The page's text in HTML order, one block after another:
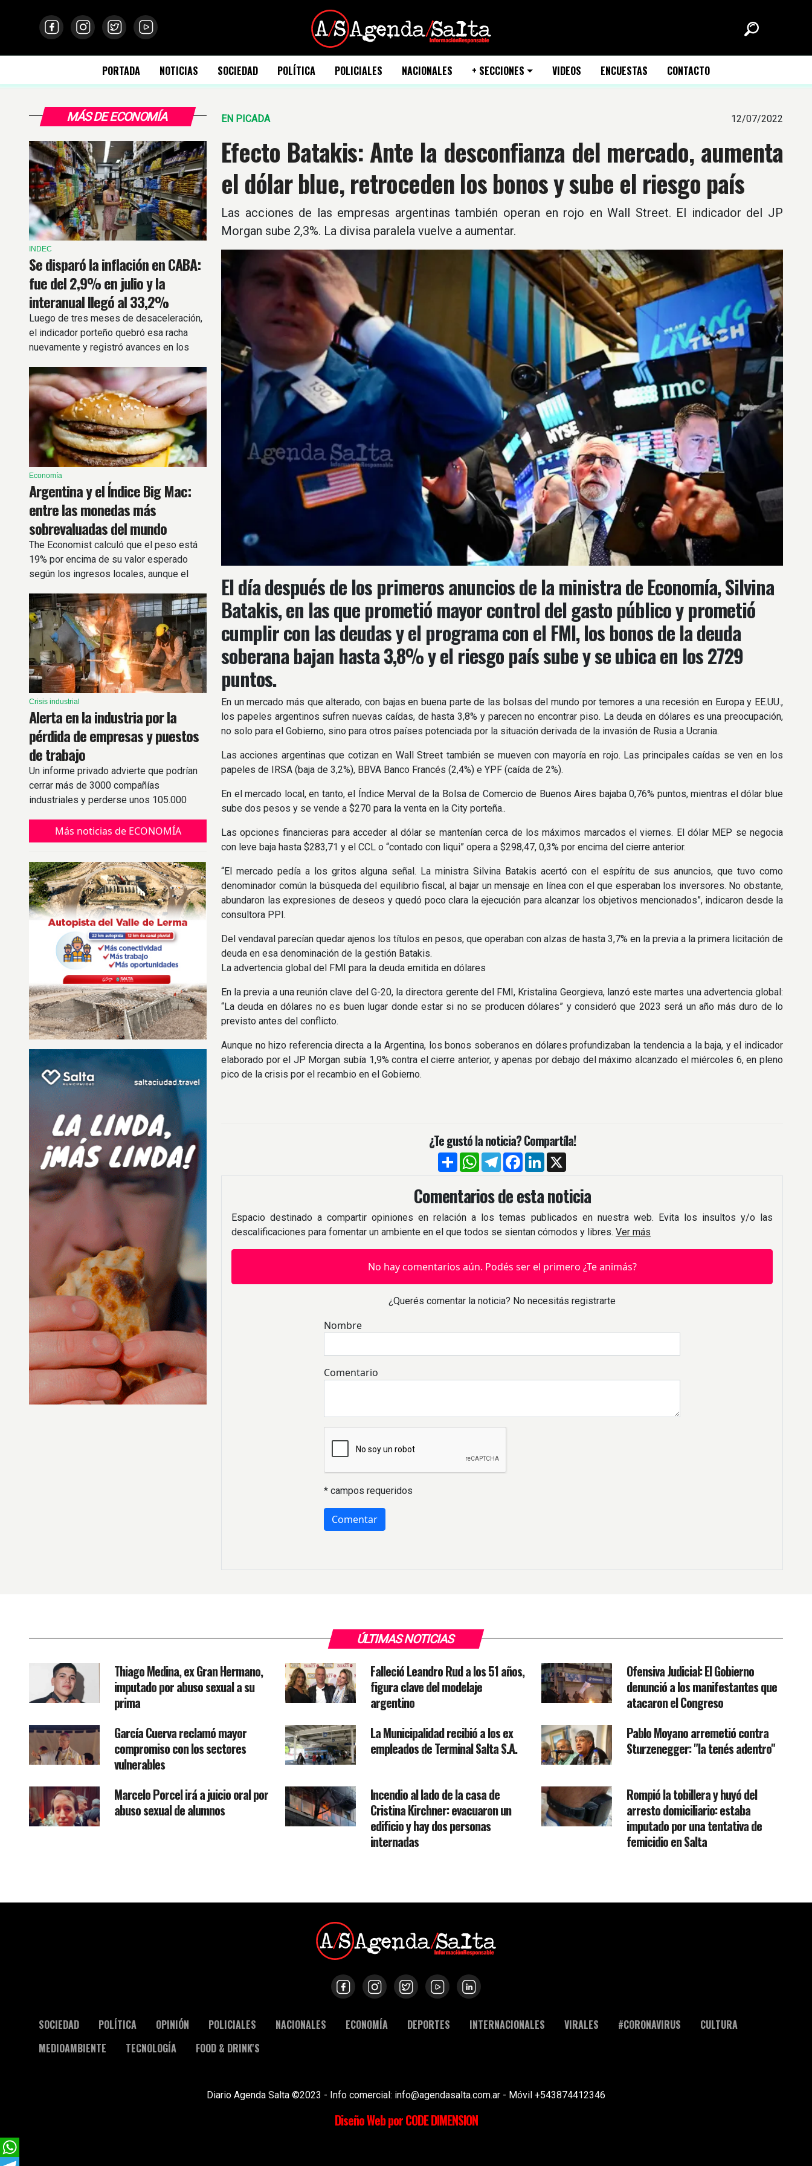
PORTADA NOTICIAS SOCIEDAD POLÍTICA POLICIALES NACIONALES + SECCIONES VIDEOS ENCUESTAS CONTACTO
MÁS DE ECONOMÍA
INDEC
Se disparó la inflación en CABA:
fue del 2,9% en julio y la
interanual llegó al 33,2%
Luego de tres meses de desaceleración,
el indicador porteño quebró esa racha
nuevamente y registró avances en los
Economía
Argentina y el Índice Big Mac:
entre las monedas más
sobrevaluadas del mundo
The Economist calculó que el peso está
19% por encima de su valor esperado
según los ingresos locales, aunque el
del 5%.
Crisis industrial
Alerta en la industria por la
pérdida de empresas y puestos
de trabajo
Un informe privado advierte que podrían
cerrar más de 3000 compañías
industriales y perderse unos 105.000
Más noticias de ECONOMÍA
EN PICADA 12/07/2022
Efecto Batakis: Ante la desconfianza del mercado, aumenta
el dólar blue, retroceden los bonos y sube el riesgo país
Las acciones de las empresas argentinas también operan en rojo en Wall Street. El indicador del JP
Morgan sube 2,3%. La divisa paralela vuelve a aumentar.
El día después de los primeros anuncios de la ministra de Economía, Silvina
Batakis, en las que prometió mayor control del gasto público y prometió
cumplir con las deudas y el programa con el FMI, los bonos de la deuda
soberana bajan hasta 3,8% y el riesgo país sube y se ubica en los 2729
puntos.
En un mercado más que alterado, con bajas en buena parte de las bolsas del mundo por temores a una recesión en Europa y EE.UU.,
los papeles argentinos sufren nuevas caídas, de hasta 3,8% y parecen no encontrar piso. La deuda en dólares es una preocupación,
no solo para el Gobierno, sino para otros países potenciada por la situación derivada de la invasión de Rusia a Ucrania.
Las acciones argentinas que cotizan en Wall Street también se mueven con mayoría en rojo. Las principales caídas se ven en los
papeles de IRSA (baja de 3,2%), BBVA Banco Francés (2,4%) e YPF (caída de 2%).
En el mercado local, en tanto, el Índice Merval de la Bolsa de Comercio de Buenos Aires bajaba 0,76% puntos, mientras el dólar blue
sube dos pesos y se vende a $270 para la venta en la City porteña..
Las opciones financieras para acceder al dólar se mantenían cerca de los máximos marcados el viernes. El dólar MEP se negocia
con leve baja hasta $283,71 y el CCL o “contado con liqui” opera a $298,47, 0,3% por encima del cierre anterior.
“El mercado pedía a los gritos alguna señal. La ministra Silvina Batakis acertó con el espíritu de sus anuncios, que tuvo como
denominador común la búsqueda del equilibrio fiscal, al bajar un mensaje en línea con el que esperaban los inversores. No obstante,
abundaron las expresiones de deseos y quedó poco clara la ejecución para alcanzar los objetivos mencionados”, indicaron desde la
consultora PPI.
Del vendaval parecían quedar ajenos los títulos en pesos, que operaban con alzas de hasta 3,7% en la previa a la primera licitación de
deuda en esa denominación de la gestión Batakis.
La advertencia global del FMI para la deuda emitida en dólares
En la previa a una reunión clave del G-20, la directora gerente del FMI, Kristalina Georgieva, lanzó este martes una advertencia global:
“La deuda en dólares no es buen lugar donde estar si no se producen dólares” y consideró que 2023 será un año más duro de lo
previsto antes del conflicto.
Aunque no hizo referencia directa a la Argentina, los bonos soberanos en dólares profundizaban la tendencia a la baja, y el indicador
elaborado por el JP Morgan subía 1,9% contra el cierre anterior, y apenas por debajo del máximo alcanzado el miércoles 6, en pleno
pico de la crisis por el recambio en el Gobierno.
¿Te gustó la noticia? Compartíla!
CompartirWhatsApp
TelegramFacebook
LinkedIn
Comentarios de esta noticia
Espacio destinado a compartir opiniones en relación a los temas publicados en nuestra web. Evita los insultos y/o las
descalificaciones para fomentar un ambiente en el que todos se sientan cómodos y libres. Ver más
No hay comentarios aún. Podés ser el primero ¿Te animás?
¿Querés comentar la noticia? No necesitás registrarte
Nombre
Comentario
* campos requeridos
ÚLTIMAS NOTICIAS
Thiago Medina, ex Gran Hermano,
imputado por abuso sexual a su
prima
Falleció Leandro Rud a los 51 años,
figura clave del modelaje
argentino
Ofensiva Judicial: El Gobierno
denunció a los manifestantes que
atacaron el Congreso
García Cuerva reclamó mayor
compromiso con los sectores
vulnerables
La Municipalidad recibió a los ex
empleados de Terminal Salta S.A.
Pablo Moyano arremetió contra
Sturzenegger: "la tenés adentro"
Marcelo Porcel irá a juicio oral por
abuso sexual de alumnos
Incendio al lado de la casa de
Cristina Kirchner: evacuaron un
edificio y hay dos personas
internadas
Rompió la tobillera y huyó del
arresto domiciliario: estaba
imputado por una tentativa de
femicidio en Salta
SOCIEDAD POLÍTICA OPINIÓN POLICIALES NACIONALES ECONOMÍA DEPORTES INTERNACIONALES VIRALES #CORONAVIRUS
CULTURA
MEDIOAMBIENTE
TECNOLOGÍA FOOD & DRINK'S
Diario Agenda Salta ©2023 - Info comercial: info@agendasalta.com.ar - Móvil +543874412346
Diseño Web por CODE DIMENSION
WhatsApp